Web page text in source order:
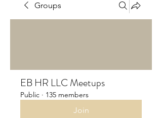
Groups
EB HR LLC Meetups
Public · 135 members
Join